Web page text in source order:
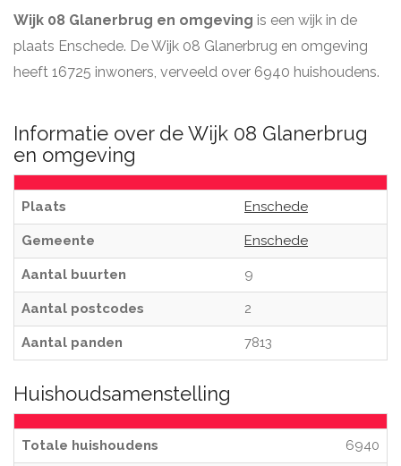
Wijk 08 Glanerbrug en omgeving is een wijk in de
plaats Enschede. De Wijk 08 Glanerbrug en omgeving
heeft 16725 inwoners, verveeld over 6940 huishoudens.
Informatie over de Wijk 08 Glanerbrug
en omgeving
Plaats Enschede
Gemeente Enschede
Aantal buurten 9
Aantal postcodes 2
Aantal panden 7813
Huishoudsamenstelling
Totale huishoudens 6940